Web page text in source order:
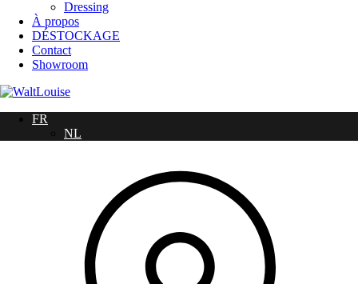
Dressing
À propos
DÉSTOCKAGE
Contact
Showroom
FR
NL